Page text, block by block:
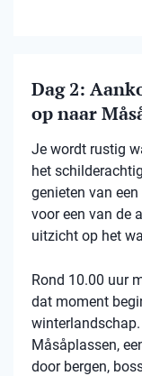
Dag 2:
op naar
Je wordt rustig
het
genieten van
voor een van de
uitzicht op het
Rond 10.00 uur
dat moment
Måsåplassen,
door bergen,